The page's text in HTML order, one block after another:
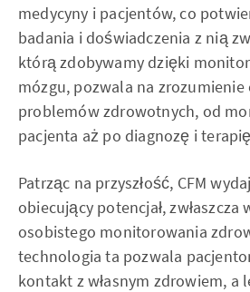
medycyny i pacjentów, co
badania i doświadczenia z nią
którą zdobywamy dzięki
mózgu, pozwala na zrozumienie
problemów zdrowotnych, od
pacjenta aż po diagnozę i
Patrząc na przyszłość, CFM
obiecujący potencjał, zwłaszcza
osobistego monitorowania
technologia ta pozwala
kontakt z własnym zdrowiem, a